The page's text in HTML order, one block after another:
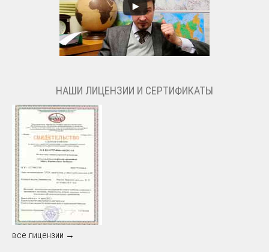
НАШИ ЛИЦЕНЗИИ И СЕРТИФИКАТЫ
все лицензии →